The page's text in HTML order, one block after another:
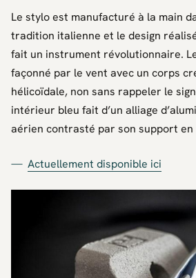
Le stylo est manufacturé à la main
tradition italienne et le design
fait un instrument révolutionnaire.
façonné par le vent avec un corps
hélicoïdale, non sans rappeler le
intérieur bleu fait d’un alliage
aérien contrasté par son support
Actuellement disponible ici